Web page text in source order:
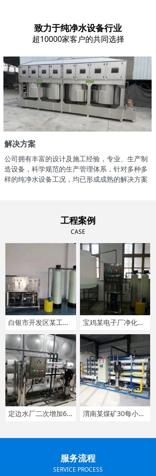
致力于纯净水设备行业
超10000家客户的共同选择
解决方案
公司拥有丰富的设计及施工经验，专业、生产制
造设备，科学规范的生产管理体系，针对多种多
样的纯净水设备工况，均已形成成熟的解决方案
工程案例
CASE
白银市开发区某工厂1吨每小时双级反渗透纯净水设备 宝鸡某电子厂净化水设备
定边水厂二次增加6吨每小时反渗透纯净水设备 渭南某煤矿30每小时反渗透净化水设备
服务流程
SERVICE PROCESS